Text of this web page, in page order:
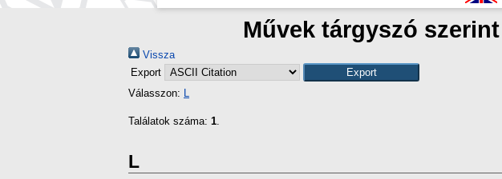
Művek tárgyszó
Vissza
Export
Válasszon: L
Találatok száma: 1.
L